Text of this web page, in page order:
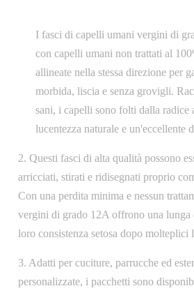
I fasci di capelli umani vergini di
con capelli umani non trattati al
allineate nella stessa direzione per
morbida, liscia e senza grovigli.
sani, i capelli sono folti dalla radice
lucentezza naturale e un'eccellente
2. Questi fasci di alta qualità possono
arricciati, stirati e ridisegnati proprio
Con una perdita minima e nessun
vergini di grado 12A offrono una lunga
loro consistenza setosa dopo molteplici
3. Adatti per cuciture, parrucche ed
personalizzate, i pacchetti sono